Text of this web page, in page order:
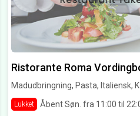
Ristorante Roma
Madudbringning, Pasta, Italiensk,
Lukket Åbent Søn. fra 11:00 til